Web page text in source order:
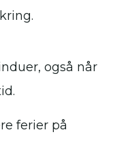
også når
ferier på